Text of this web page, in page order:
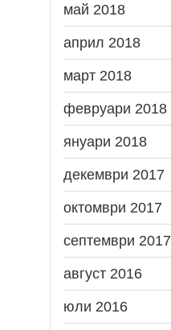
май 2018
април 2018
март 2018
февруари 2018
януари 2018
декември 2017
октомври 2017
септември 2017
август 2016
юли 2016